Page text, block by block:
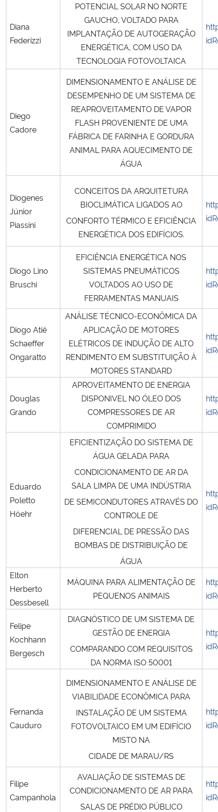
Diana
Federizzi
POTENCIAL SOLAR NO NORTE
GAUCHO, VOLTADO PARA
IMPLANTAÇÃO DE AUTOGERAÇÃO
ENERGÉTICA, COM USO DA
TECNOLOGIA FOTOVOLTAICA
Diego
Cadore
DIMENSIONAMENTO E ANÁLISE DE
DESEMPENHO DE UM SISTEMA DE
REAPROVEITAMENTO DE VAPOR
FLASH PROVENIENTE DE UMA
FÁBRICA DE FARINHA E GORDURA
ANIMAL PARA AQUECIMENTO DE
ÁGUA
Diogenes
Júnior
Piassini
CONCEITOS DA ARQUITETURA
BIOCLIMÁTICA LIGADOS AO
CONFORTO TÉRMICO E EFICIÊNCIA
ENERGÉTICA DOS EDIFÍCIOS.
Diogo Lino
Bruschi
EFICIÊNCIA ENERGÉTICA NOS
SISTEMAS PNEUMÁTICOS
VOLTADOS AO USO DE
FERRAMENTAS MANUAIS
Diogo Atiê
Schaeffer
Ongaratto
ANÁLISE TÉCNICO-ECONÔMICA DA
APLICAÇÃO DE MOTORES
ELÉTRICOS DE INDUÇÃO DE ALTO
RENDIMENTO EM SUBSTITUIÇÃO À
MOTORES STANDARD
Douglas
Grando
APROVEITAMENTO DE ENERGIA
DISPONIVEL NO ÓLEO DOS
COMPRESSORES DE AR
COMPRIMIDO
Eduardo
Poletto
Höehr
EFICIENTIZAÇÃO DO SISTEMA DE
ÁGUA GELADA PARA
CONDICIONAMENTO DE AR DA
SALA LIMPA DE UMA INDÚSTRIA
DE SEMICONDUTORES ATRAVÉS DO
CONTROLE DE
DIFERENCIAL DE PRESSÃO DAS
BOMBAS DE DISTRIBUIÇÃO DE
ÁGUA
Elton
Herberto
Dessbesell
MÁQUINA PARA ALIMENTAÇÃO DE
PEQUENOS ANIMAIS
Felipe
Kochhann
Bergesch
DIAGNÓSTICO DE UM SISTEMA DE
GESTÃO DE ENERGIA
COMPARANDO COM REQUISITOS
DA NORMA ISO 50001
Fernanda
Cauduro
DIMENSIONAMENTO E ANÁLISE DE
VIABILIDADE ECONÔMICA PARA
INSTALAÇÃO DE UM SISTEMA
FOTOVOLTAICO EM UM EDIFÍCIO
MISTO NA
CIDADE DE MARAU/RS
Filipe
Campanhola
AVALIAÇÃO DE SISTEMAS DE
CONDICIONAMENTO DE AR PARA
SALAS DE PRÉDIO PÚBLICO